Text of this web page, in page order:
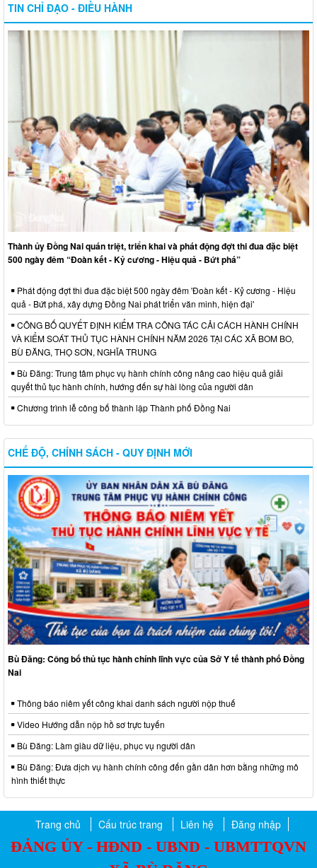
TIN CHỈ ĐẠO - ĐIỀU HÀNH
Thành ủy Đồng Nai quán triệt, triển khai và phát động đợt thi đua đặc biệt
500 ngày đêm “Đoàn kết - Kỷ cương - Hiệu quả - Bứt phá”
Phát động đợt thi đua đặc biệt 500 ngày đêm 'Đoàn kết - Kỷ cương - Hiệu
quả - Bứt phá, xây dựng Đồng Nai phát triển văn minh, hiện đại'
CÔNG BỐ QUYẾT ĐỊNH KIỂM TRA CÔNG TÁC CẢI CÁCH HÀNH CHÍNH
VÀ KIỂM SOÁT THỦ TỤC HÀNH CHÍNH NĂM 2026 TẠI CÁC XÃ BOM BO,
BÙ ĐĂNG, THỌ SƠN, NGHĨA TRUNG
Bù Đăng: Trung tâm phục vụ hành chính công nâng cao hiệu quả giải
quyết thủ tục hành chính, hướng đến sự hài lòng của người dân
Chương trình lễ công bố thành lập Thành phố Đồng Nai
CHẾ ĐỘ, CHÍNH SÁCH - QUY ĐỊNH MỚI
Bù Đăng: Công bố thủ tục hành chính lĩnh vực của Sở Y tế thành phố Đồng
Nai
Thông báo niêm yết công khai danh sách người nộp thuế
Video Hướng dẫn nộp hồ sơ trực tuyến
Bù Đăng: Làm giàu dữ liệu, phục vụ người dân
Bù Đăng: Đưa dịch vụ hành chính công đến gần dân hơn bằng những mô
hình thiết thực
Trang chủ Cấu trúc trang Liên hệ Đăng nhập
ĐẢNG ỦY - HĐND - UBND - UBMTTQVN